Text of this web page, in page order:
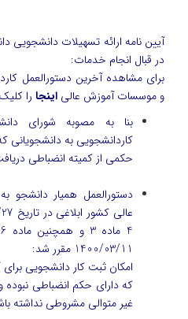
آیین نامه ارائه تسهیلات
در قبال انجام خدمات:
برای مشاهده آخرین دستورالعمل
و موسسات آموزش عالی اینجا را
کاردانشجویی به
حکمی از کمیته انضباطی
دستورالعمل همیار دانشجو
1400/03/11 مقرر شد:
امکان ثبت کار دانشجویی
که دارای حکم انضباطی
غیر متوالی مشروطی نداشته